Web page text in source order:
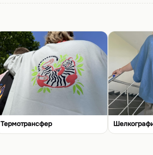
Термотрансфер